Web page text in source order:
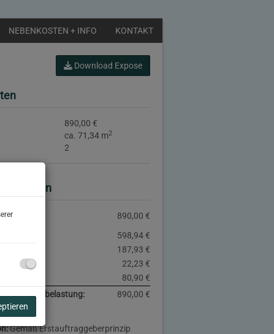
NEBENKOSTEN + INFO KONTAKT
Download Expose
890,00 €
ca. 71,34 m2
2
890,00 €
598,94 €
187,93 €
22,23 €
80,90 €
Gesamtbelastung:
890,00 €
Gemäß Erstauftraggeberprinzip